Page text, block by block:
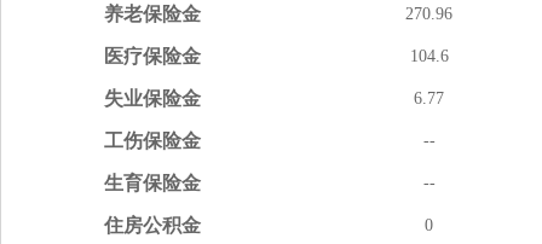
养老保险金 270.96
医疗保险金 104.6
失业保险金 6.77
工伤保险金 --
生育保险金 --
住房公积金 0